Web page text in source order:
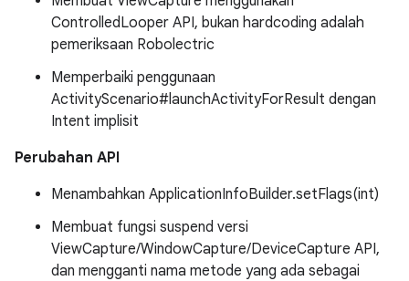
ControlledLooper API, bukan hardcoding adalah
pemeriksaan Robolectric
Memperbaiki penggunaan
ActivityScenario#launchActivityForResult dengan
Intent implisit
Perubahan API
Menambahkan ApplicationInfoBuilder.setFlags(int)
Membuat fungsi suspend versi
ViewCapture/WindowCapture/DeviceCapture API,
dan mengganti nama metode yang ada sebagai